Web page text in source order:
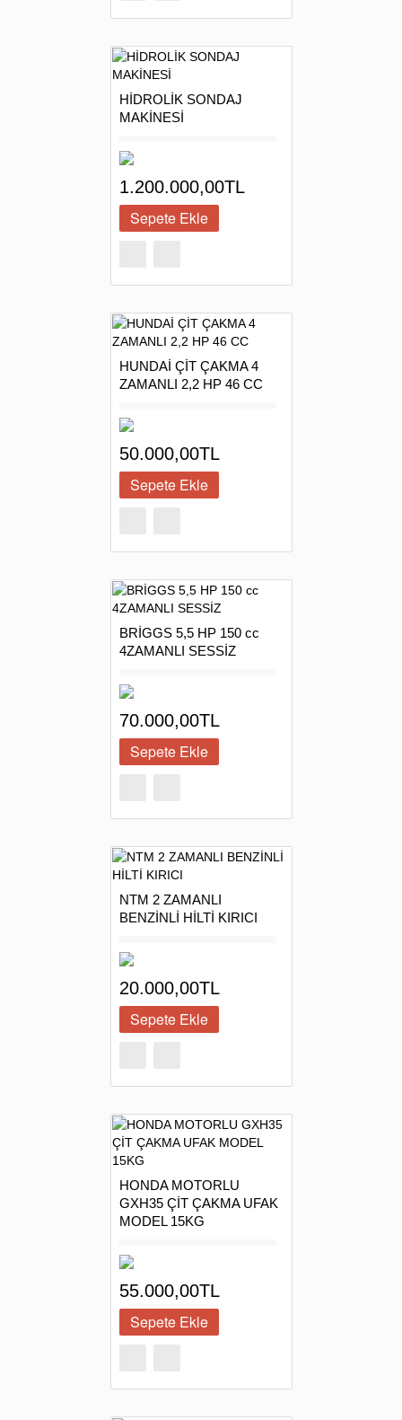
HİDROLİK SONDAJ
MAKİNESİ
1.200.000,00TL
HUNDAİ ÇİT ÇAKMA 4
ZAMANLI 2,2 HP 46 CC
50.000,00TL
BRİGGS 5,5 HP 150 cc
4ZAMANLI SESSİZ
70.000,00TL
NTM 2 ZAMANLI
BENZİNLİ HİLTİ KIRICI
20.000,00TL
HONDA MOTORLU
GXH35 ÇİT ÇAKMA UFAK
MODEL 15KG
55.000,00TL